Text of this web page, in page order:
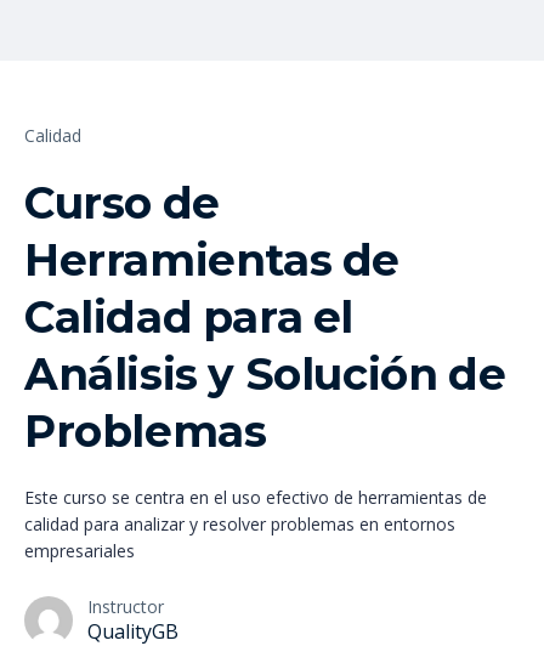
Calidad
Curso de
Herramientas de
Calidad para el
Análisis y Solución de
Problemas
Este curso se centra en el uso efectivo de herramientas de
calidad para analizar y resolver problemas en entornos
empresariales
Instructor
QualityGB